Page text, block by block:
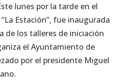
lunes por la tarde en el
Estación”, fue inaugurada
de los talleres de iniciación
el Ayuntamiento de
por el presidente Miguel